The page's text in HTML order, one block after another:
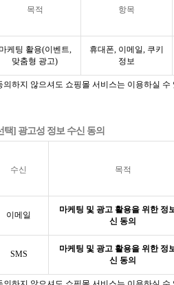
목적 항목
마케팅 활용(이벤트,
맞춤형 광고)
휴대폰, 이메일, 쿠키
정보
의하지 않으셔도 쇼핑몰 서비스는 이용하실 수
택] 광고성 정보 수신 동의
수신 목적
이메일
마케팅 및 광고 활용을 위한 정
신 동의
SMS
마케팅 및 광고 활용을 위한 정
신 동의